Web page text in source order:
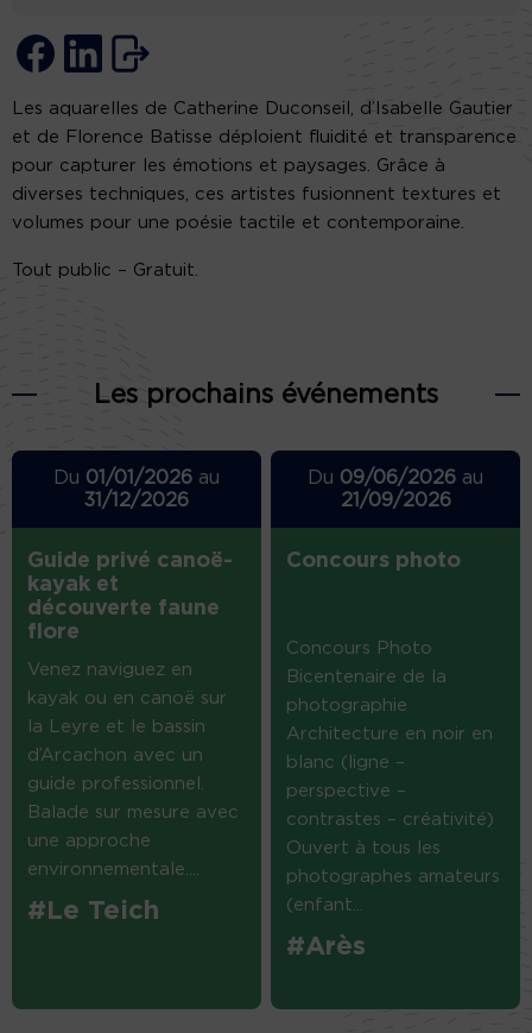
Les aquarelles de Catherine Duconseil, d’Isabelle Gautier
et de Florence Batisse déploient fluidité et transparence
pour capturer les émotions et paysages. Grâce à
diverses techniques, ces artistes fusionnent textures et
volumes pour une poésie tactile et contemporaine.
Tout public – Gratuit.
Les prochains événements
Du 01/01/2026au
31/12/2026
Guide privé canoë-
kayak et
découverte faune
flore
Venez naviguez en
kayak ou en canoë sur
la Leyre et le bassin
d’Arcachon avec un
guide professionnel.
Balade sur mesure avec
une approche
environnementale....
#Le Teich
Du 09/06/2026 au
21/09/2026
Concours photo
Concours Photo
Bicentenaire de la
photographie
Architecture en noir en
blanc (ligne –
perspective –
contrastes – créativité)
Ouvert à tous les
photographes amateurs
(enfant...
#Arès